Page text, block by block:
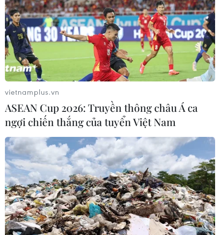
TIN CÙNG CHUYÊN MỤC
Ớt nhập khẩu từ Mexico khiến hàng
trăm người tiêu dùng Mỹ nhiễm
khuẩn Salmonella
07/08/2026 00:43
Nước thải từ máy bay có thể giúp
phát hiện sớm nguy cơ đại dịch
vietnamplus.vn
ASEAN Cup 2026: Truyền thông châu Á ca
ngợi chiến thắng của tuyển Việt Nam